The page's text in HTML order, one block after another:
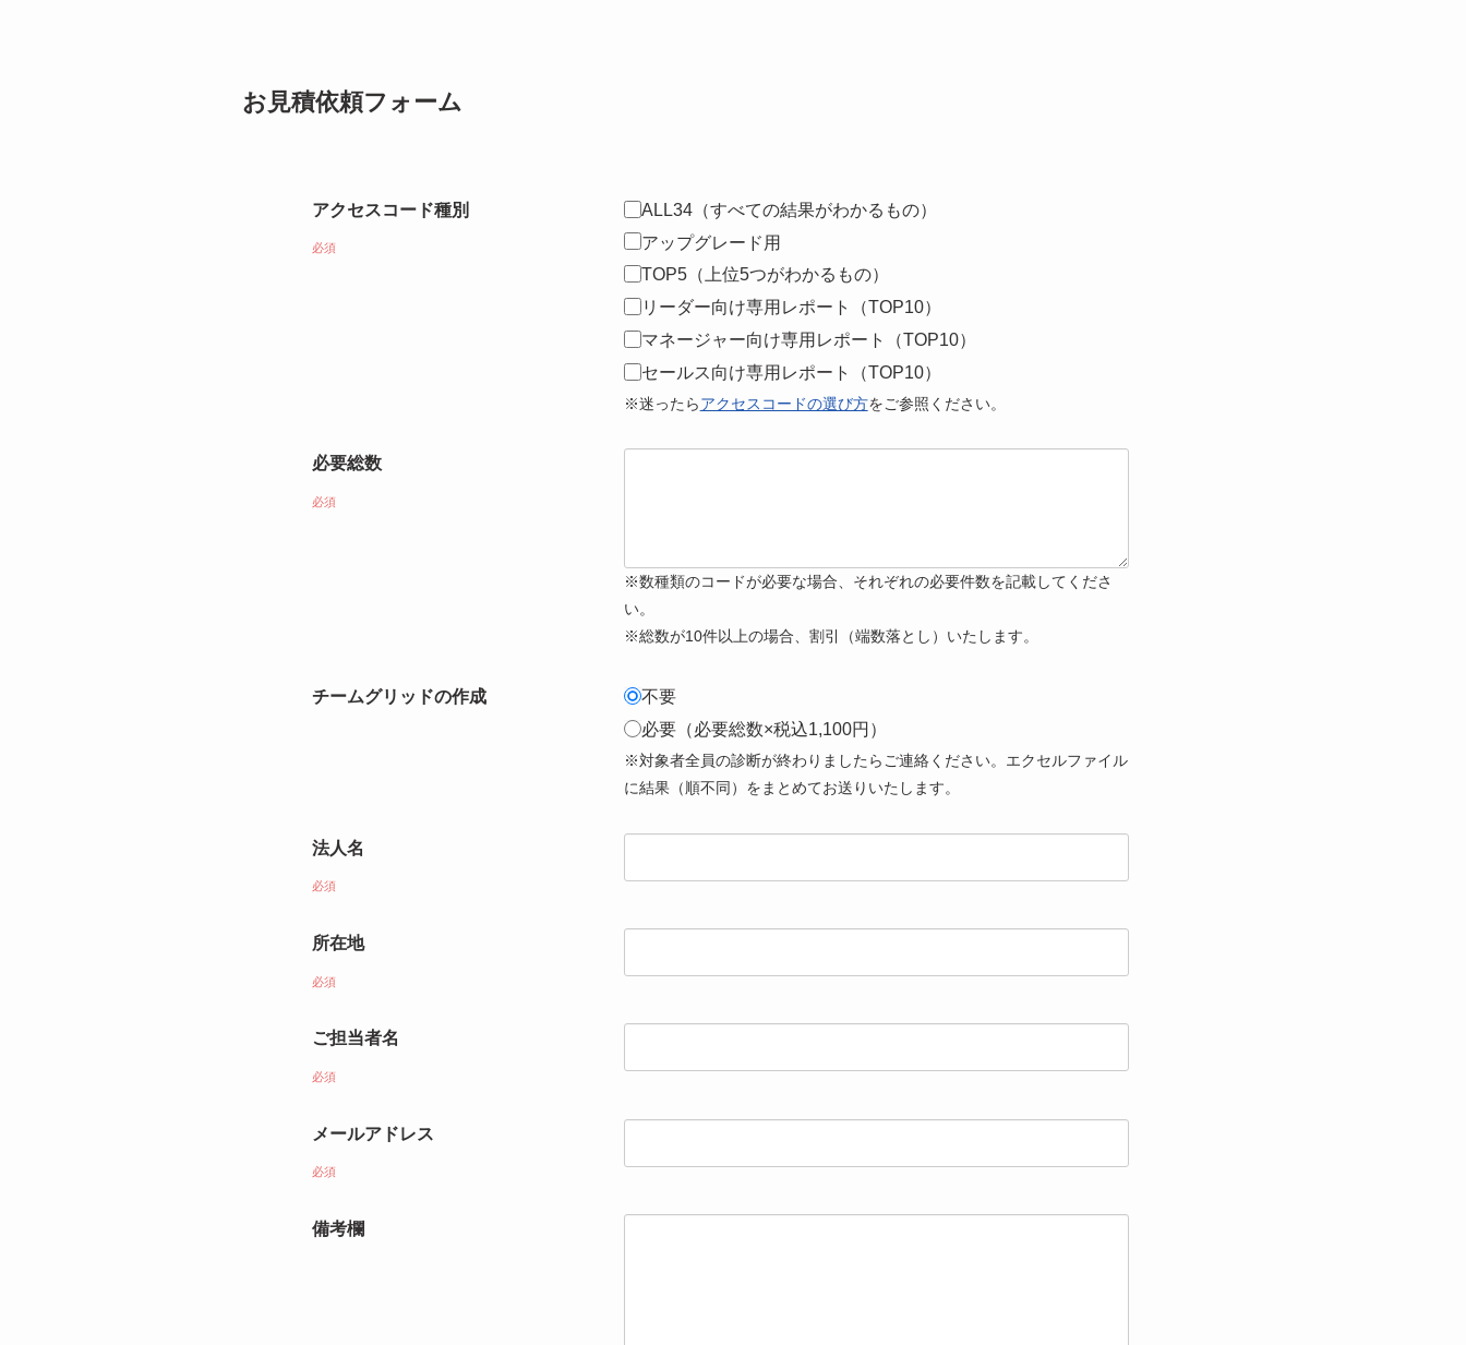
お見積依頼フォーム
アクセスコード種別
必須
ALL34（すべての結果がわかるもの）
アップグレード用
TOP5（上位5つがわかるもの）
リーダー向け専用レポート（TOP10）
マネージャー向け専用レポート（TOP10）
セールス向け専用レポート（TOP10）
※迷ったらアクセスコードの選び方をご参照ください。
必要総数
必須
※数種類のコードが必要な場合、それぞれの必要件数を記載してくださ
い。
※総数が10件以上の場合、割引（端数落とし）いたします。
チームグリッドの作成
不要
必要（必要総数×税込1,100円）
※対象者全員の診断が終わりましたらご連絡ください。エクセルファイル
に結果（順不同）をまとめてお送りいたします。
法人名
必須
所在地
必須
ご担当者名
必須
メールアドレス
必須
備考欄